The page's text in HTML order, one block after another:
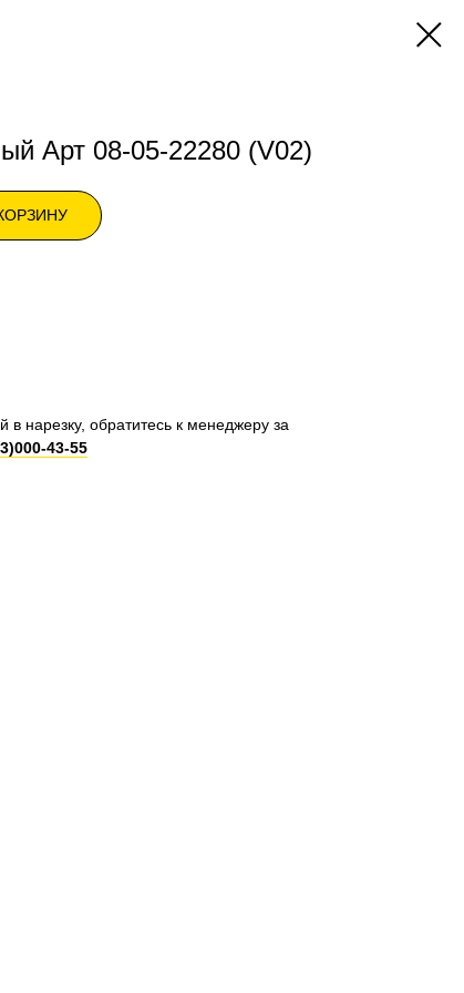
Арт 08-05-22280 (V02)
в нарезку, обратитесь к менеджеру за
43-55